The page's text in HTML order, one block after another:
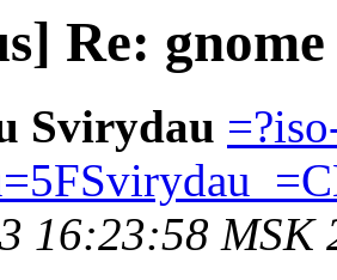
Re:
Svirydau
16:23:58 MSK